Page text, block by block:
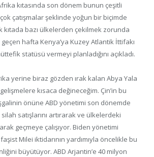
kıtasında son dönem bunun çeşitli
çatışmalar şeklinde yoğun bir biçimde
kıtada bazı ülkelerden çekilmek zorunda
hafta Kenya’ya Kuzey Atlantik İttifakı
statüsü vermeyi planladığını açıkladı.
yerine biraz gözden ırak kalan Abya Yala
kısaca değineceğim. Çin’in bu
önüne ABD yönetimi son dönemde
satışlarını artırarak ve ülkelerdeki
geçmeye çalışıyor. Biden yönetimi
Milei iktidarının yardımıyla öncelikle bu
büyütüyor. ABD Arjantin’e 40 milyon